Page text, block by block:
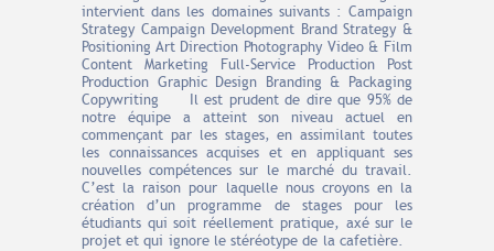
intervient dans les domaines suivants : Campaign
Strategy Campaign Development Brand Strategy &
Positioning Art Direction Photography Video & Film
Content Marketing Full-Service Production Post
Production Graphic Design Branding & Packaging
Copywriting Il est prudent de dire que 95% de
notre équipe a atteint son niveau actuel en
commençant par les stages, en assimilant toutes
les connaissances acquises et en appliquant ses
nouvelles compétences sur le marché du travail.
C’est la raison pour laquelle nous croyons en la
création d’un programme de stages pour les
étudiants qui soit réellement pratique, axé sur le
projet et qui ignore le stéréotype de la cafetière.